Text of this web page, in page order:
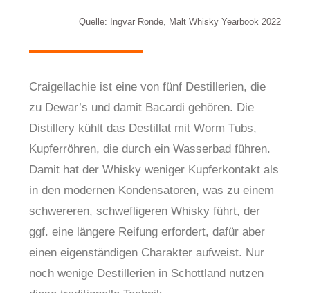
Quelle: Ingvar Ronde, Malt Whisky Yearbook 2022
Craigellachie ist eine von fünf Destillerien, die
zu Dewar’s und damit Bacardi gehören. Die
Distillery kühlt das Destillat mit Worm Tubs,
Kupferröhren, die durch ein Wasserbad führen.
Damit hat der Whisky weniger Kupferkontakt als
in den modernen Kondensatoren, was zu einem
schwereren, schwefligeren Whisky führt, der
ggf. eine längere Reifung erfordert, dafür aber
einen eigenständigen Charakter aufweist. Nur
noch wenige Destillerien in Schottland nutzen